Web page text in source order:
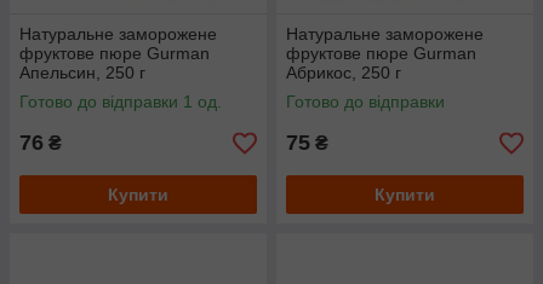
Натуральне заморожене
фруктове пюре Gurman
Апельсин, 250 г
Готово до відправки 1 од.
76 ₴
Купити
Натуральне заморожене
фруктове пюре Gurman
Абрикос, 250 г
Готово до відправки
75 ₴
Купити